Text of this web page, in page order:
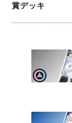
賞デッキ